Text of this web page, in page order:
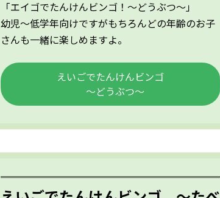
「エイゴでたんけんビンゴ！～どうぶつ～」
幼児～低学年向けですがもちろんどの年齢のお子
さんも一緒に楽しめますよ。
えいごでたんけんビンゴ
～どうぶつ～